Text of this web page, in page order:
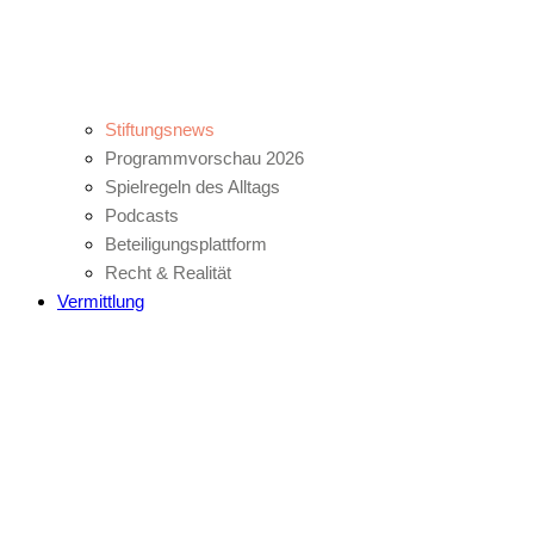
Stiftungsnews
Programmvorschau 2026
Spielregeln des Alltags
Podcasts
Beteiligungsplattform
Recht & Realität
Vermittlung